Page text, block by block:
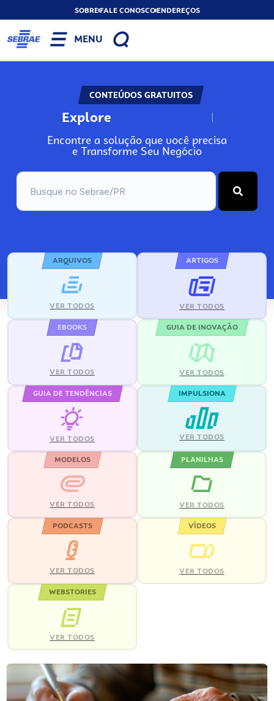
SOBREFALE CONOSCOENDEREÇOS
MENU
CONTEÚDOS GRATUITOS
Explore N
Encontre a solução que você precisa
e Transforme Seu Negócio
ARQUIVOS
VER TODOS
ARTIGOS
VER TODOS
EBOOKS
VER TODOS
GUIA DE INOVAÇÃO
VER TODOS
GUIA DE TENDÊNCIAS
VER TODOS
IMPULSIONA
VER TODOS
MODELOS
VER TODOS
PLANILHAS
VER TODOS
PODCASTS
VER TODOS
VÍDEOS
VER TODOS
WEBSTORIES
VER TODOS